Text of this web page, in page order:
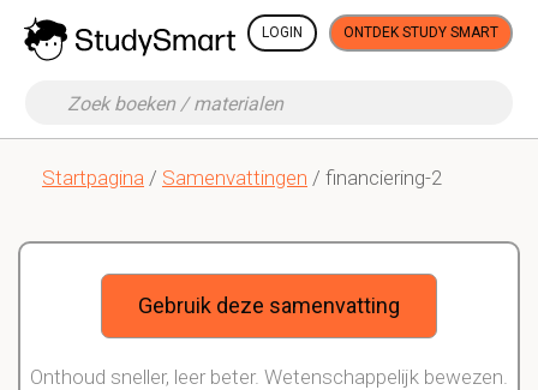
LOGIN ONTDEK STUDY SMART
Startpagina / Samenvattingen / financiering-2
Gebruik deze samenvatting
Onthoud sneller, leer beter. Wetenschappelijk bewezen.